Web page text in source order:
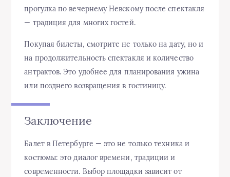
прогулка по вечернему Невскому после спектакля
— традиция для многих гостей.
Покупая билеты, смотрите не только на дату, но и
на продолжительность спектакля и количество
антрактов. Это удобнее для планирования ужина
или позднего возвращения в гостиницу.
Заключение
Балет в Петербурге — это не только техника и
костюмы: это диалог времени, традиции и
современности. Выбор площадки зависит от